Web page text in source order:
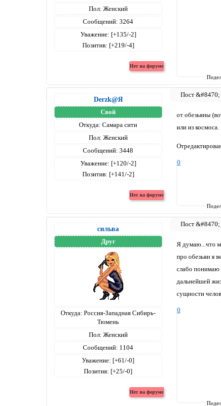
Пол: Женский
Сообщений: 3264
Уважение: [+135/-2]
Позитив: [+219/-4]
Derzk@Я
Свой
Откуда: Самара сити
Пол: Женский
Сообщений: 3448
Уважение: [+120/-2]
Позитив: [+141/-2]
от обезьяны
или из космоса.
0
сильва
Друг
Откуда: Россия-Западная Сибирь-
Тюмень
Пол: Женский
Сообщений: 1104
Уважение: [+61/-0]
Позитив: [+25/-0]
Я думаю...что
про обезьян я
слабо понимаю
дальнейшей
сущности
0